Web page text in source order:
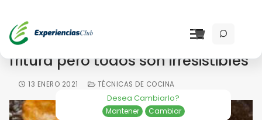
Desea Cambiarlo?
Mantener Cambiar
Existen diferentes métodos de
fritura pero todos son irresistibles
13 ENERO 2021 TÉCNICAS DE COCINA